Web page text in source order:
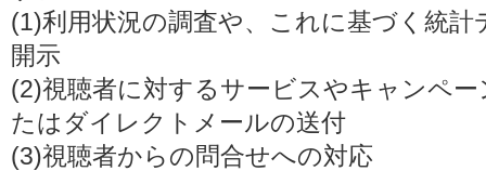
(1)利用状況の調査や、これに基づく統
開示
(2)視聴者に対するサービスやキャンペ
たはダイレクトメールの送付
(3)視聴者からの問合せへの対応